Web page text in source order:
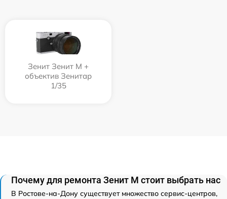
Зенит Зенит М +
объектив Зенитар
1/35
Почему для ремонта Зенит M стоит выбрать нас
В Ростове-на-Дону существует множество сервис-центров,